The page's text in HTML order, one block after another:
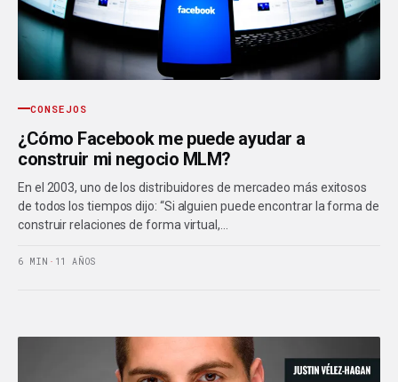
CONSEJOS
¿Cómo Facebook me puede ayudar a
construir mi negocio MLM?
En el 2003, uno de los distribuidores de mercadeo más exitosos
de todos los tiempos dijo: “Si alguien puede encontrar la forma de
construir relaciones de forma virtual,…
6 MIN · 11 AÑOS